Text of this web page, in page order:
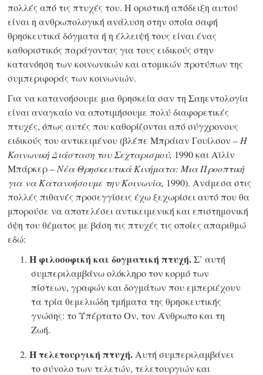
πολλές από τις πτυχές του. Η οριστική απόδειξη αυτού
είναι η ανθρωπολογική ανάλυση στην οποία σαφή
θρησκευτικά δόγματα ή η έλλειψή τους είναι ένας
καθοριστικός παράγοντας για τους ειδικούς στην
κατανόηση των κοινωνικών και ατομικών προτύπων της
συμπεριφοράς των κοινωνιών.
Για να κατανοήσουμε μια θρησκεία σαν τη Σαηεντολογία
είναι αναγκαίο να αποτιμήσουμε πολύ διαφορετικές
πτυχές, όπως αυτές που καθορίζονται από σύγχρονους
ειδικούς του αντικειμένου (βλέπε Μπράιαν Γουίλσον – Η
Κοινωνική Διάσταση του Σεχταρισμού, 1990 και Αϊλίν
Μπάρκερ – Νέα Θρησκευτικά Κινήματα: Μια Προοπτική
για να Κατανοήσουμε την Κοινωνία, 1990). Ανάμεσα στις
πολλές πιθανές προσεγγίσεις έχω ξεχωρίσει αυτό που θα
μπορούσε να αποτελέσει αντικειμενική και επιστημονική
όψη του θέματος με βάση τις πτυχές τις οποίες απαριθμώ
εδώ:
1. Η φιλοσοφική και δογματική πτυχή.Σ’ αυτή
συμπεριλαμβάνω ολόκληρο τον κορμό των
πίστεων, γραφών και δογμάτων που εμπεριέχουν
τα τρία θεμελιώδη τμήματα της θρησκευτικής
γνώσης: το Υπέρτατο Ον, τον Άνθρωπο και τη
Ζωή.
2. Η τελετουργική πτυχή. Αυτή συμπεριλαμβάνει
το σύνολο των τελετών, τελετουργιών και